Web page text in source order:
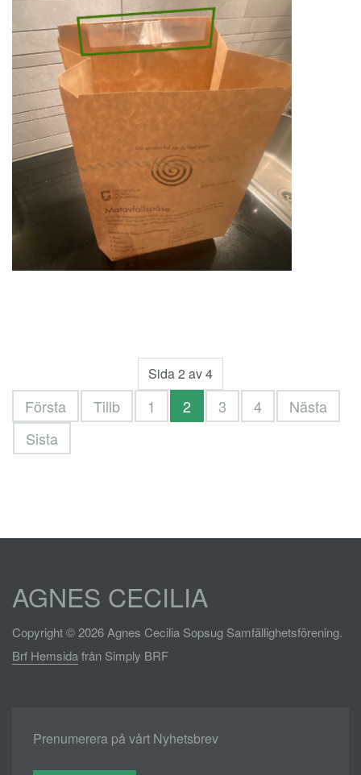
Sida 2 av 4
Första Tillb 1 2 3 4
Nästa
Sista
AGNES CECILIA
Copyright © 2026 Agnes Cecilia Sopsug Samfällighetsförening.
Brf Hemsidafrån Simply BRF
Prenumerera på vårt Nyhetsbrev